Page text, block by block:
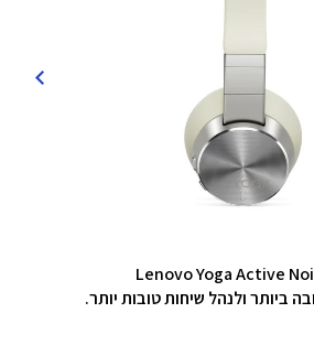
ביותר ולנהל שיחות טובות יותר.